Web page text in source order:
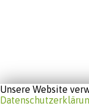
Unsere Website